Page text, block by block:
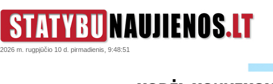
2026 m. rugpjūčio 10 d. pirmadienis, 9:48:51